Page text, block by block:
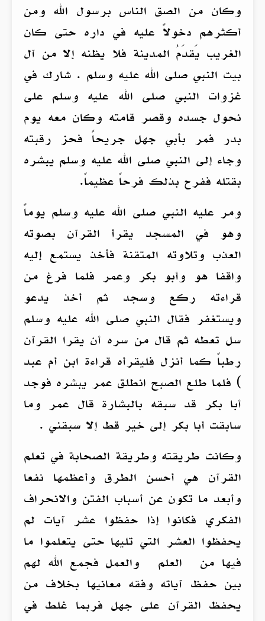
وكان من الصق الناس برسول الله ومن
أكثرهم دخولاً عليه في داره حتى كان
الغريب يَقدَمُ المدينة فلا يظنه إلا من آل
بيت النبي صلى الله عليه وسلم . شارك في
غزوات النبي صلى الله عليه وسلم على
نحول جسده وقصر قامته وكان معه يوم
بدر فمر بأبي جهل جريحاً فحز رقبته
وجاء إلى النبي صلى الله عليه وسلم يبشره
بقتله ففرح بذلك فرحاً عظيماً.
ومر عليه النبي صلى الله عليه وسلم يوماً
وهو في المسجد يقرأ القرآن بصوته
العذب وتلاوته المتقنة فأخذ يستمع إليه
واقفا هو وأبو بكر وعمر فلما فرغ من
قراءته ركع وسجد ثم أخذ يدعو
ويستغفر فقال النبي صلى الله عليه وسلم
سل تعطه ثم قال من سره أن يقرا القرآن
رطباً كما أنزل فليقرأه قراءة ابن أم عبد
) فلما طلع الصبح انطلق عمر يبشره فوجد
أبا بكر قد سبقه بالبشارة قال عمر وما
سابقت أبا بكر إلى خير قط إلا سبقني .
وكانت طريقته وطريقة الصحابة في تعلم
القرآن هي أحسن الطرق وأعظمها نفعا
وأبعد ما تكون عن أسباب الفتن والانحراف
الفكري فكانوا إذا حفظوا عشر آيات لم
يحفظوا العشر التي تليها حتى يتعلموا ما
فيها من العلم والعمل فجمع الله لهم
بين حفظ آياته وفقه معانيها بخلاف من
يحفظ القرآن على جهل فربما غلط في